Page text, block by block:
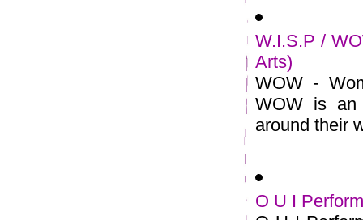
W.I.S.P /
Arts)
WOW -
WOW is an
around their
O U I